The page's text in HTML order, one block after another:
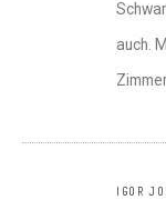
auch.
IGOR